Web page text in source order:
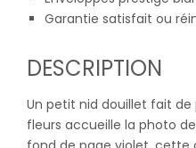
Garantie satisfait ou
DESCRIPTION
Un petit nid douillet fait
fleurs accueille la photo